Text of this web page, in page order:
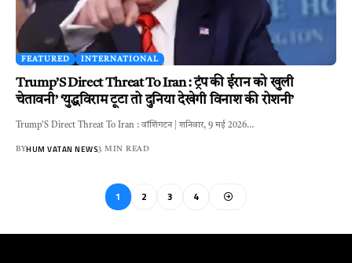
FEATURED INTERNATIONAL
Trump’S Direct Threat To Iran : ट्रंप की ईरान को खुली
चेतावनी’ ‘युद्धविराम टूटा तो दुनिया देखेगी विनाश की रोशनी’
Trump'S Direct Threat To Iran : वॉशिंगटन | शनिवार, 9 मई 2026…
BYHUM VATAN NEWS3 MIN READ
1 2 3 4